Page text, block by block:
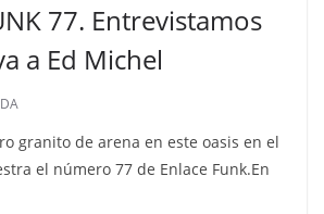
77. Entrevistamos
a Ed Michel
granito de arena en este oasis en el
el número 77 de Enlace Funk.En